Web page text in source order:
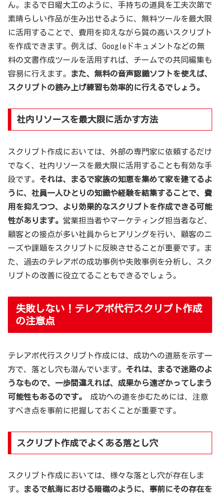
ん。まるで日曜大工のように、手持ちの道具を工夫次第で
素晴らしい作品が生み出せるように、無料ツールを最大限
に活用することで、費用を抑えながら質の高いスクリプト
を作成できます。例えば、Googleドキュメントなどの無
料の文書作成ツールを活用すれば、チームでの共同編集も
容易に行えます。
また、無料の音声認識ソフトを使えば、
スクリプトの読み上げ練習も効率的に行えるでしょう。
社内リソースを最大限に活かす方法
スクリプト作成においては、外部の専門家に依頼するだけ
でなく、社内リソースを最大限に活用することも有効な手
段です。 それは、まるで家族の知恵を集めて家を建てるよ
うに、社員一人ひとりの知識や経験を結集することで、費
用を抑えつつ、より効果的なスクリプトを作成できる可能
性があります。 営業担当者やマーケティング担当者など、
顧客との接点が多い社員からヒアリングを行い、顧客のニ
ーズや課題をスクリプトに反映させることが重要です。ま
た、過去のテレアポの成功事例や失敗事例を分析し、スク
リプトの改善に役立てることもできるでしょう。
失敗しない！テレアポ代行スクリプト作成
の注意点
テレアポ代行スクリプト作成には、成功への道筋を示す一
方で、落とし穴も潜んでいます。 それは、まるで迷路のよ
うなもので、一歩間違えれば、成果から遠ざかってしまう
可能性もあるのです。
成功への道を歩むためには、注意
すべき点を事前に把握しておくことが重要です。
スクリプト作成でよくある落とし穴
スクリプト作成においては、様々な落とし穴が存在しま
す。
まるで航海における暗礁のように、事前にその存在を